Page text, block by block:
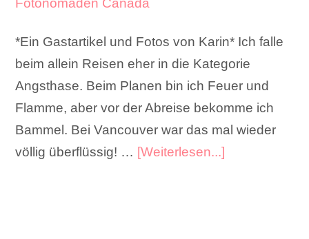
*Ein Gastartikel und Fotos von Karin* Ich falle
beim allein Reisen eher in die Kategorie
Angsthase. Beim Planen bin ich Feuer und
Flamme, aber vor der Abreise bekomme ich
Bammel. Bei Vancouver war das mal wieder
völlig überflüssig! … [Weiterlesen...]